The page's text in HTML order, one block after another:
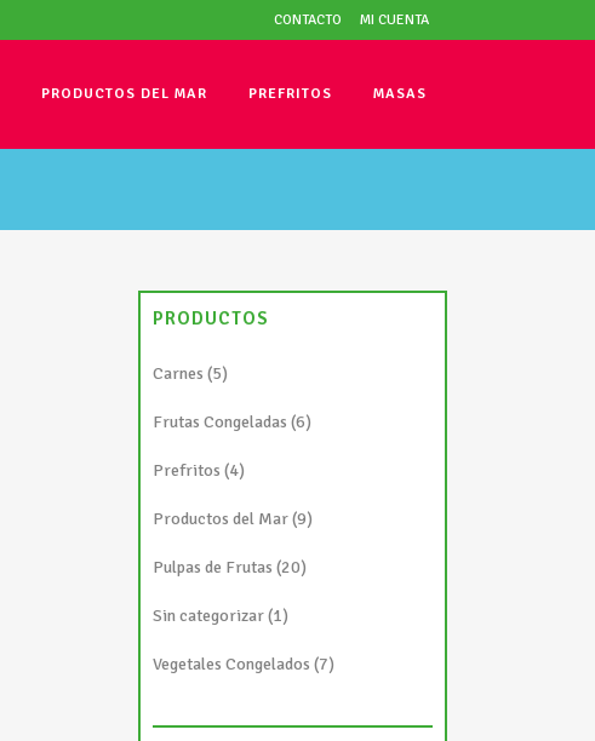
CONTACTO MI CUENTA
PRODUCTOS DEL MAR PREFRITOS MASAS
PRODUCTOS
Carnes (5)
Frutas Congeladas (6)
Prefritos (4)
Productos del Mar(9)
Pulpas de Frutas (20)
Sin categorizar(1)
Vegetales Congelados (7)